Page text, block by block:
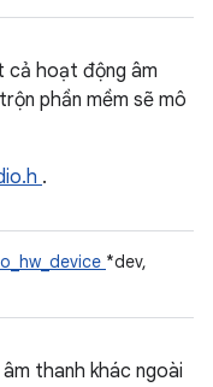
hoạt động âm
phần mềm sẽ mô
.
*dev,
thanh khác ngoài